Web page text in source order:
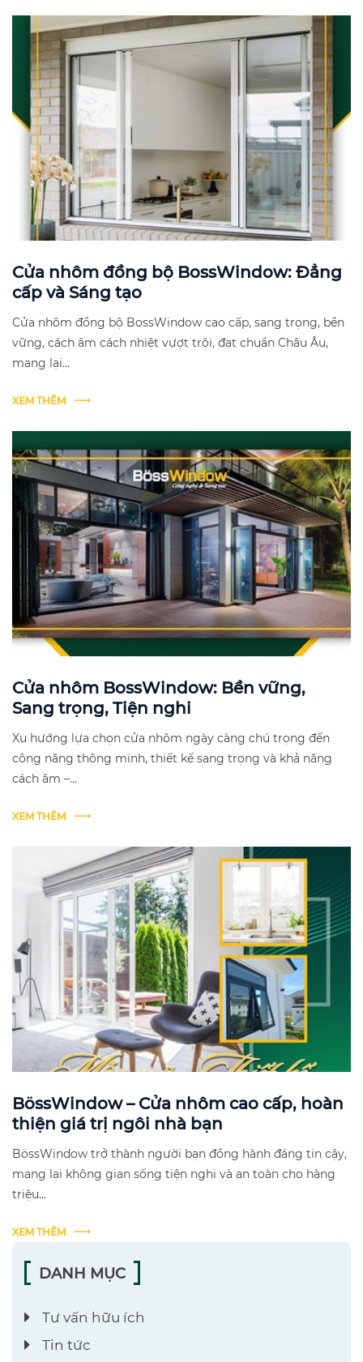
Cửa nhôm đồng bộ BossWindow: Đẳng
cấp và Sáng tạo
Cửa nhôm đồng bộ BossWindow cao cấp, sang trọng, bền
vững, cách âm cách nhiệt vượt trội, đạt chuẩn Châu Âu,
mang lại...
XEM THÊM
Cửa nhôm BossWindow: Bền vững,
Sang trọng, Tiện nghi
Xu hướng lựa chọn cửa nhôm ngày càng chú trọng đến
công năng thông minh, thiết kế sang trọng và khả năng
cách âm –...
XEM THÊM
BössWindow – Cửa nhôm cao cấp, hoàn
thiện giá trị ngôi nhà bạn
BössWindow trở thành người bạn đồng hành đáng tin cậy,
mang lại không gian sống tiện nghi và an toàn cho hàng
triệu...
XEM THÊM
DANH MỤC
Tư vấn hữu ích
Tin tức